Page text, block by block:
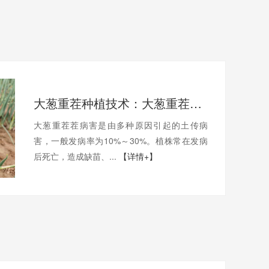
大葱重茬种植技术：大葱重茬病害有哪些原因？大葱怎样抗重茬？
大葱重茬茬病害是由多种原因引起的土传病
害，一般发病率为10%～30%。植株常在发病
后死亡，造成缺苗、...
【详情+】